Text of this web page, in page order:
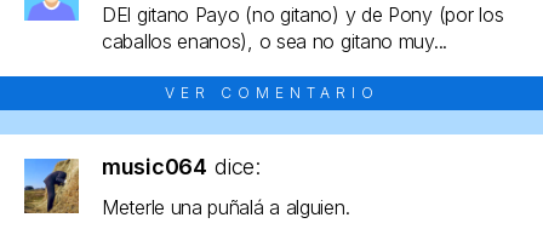
DEl gitano Payo (no gitano) y de Pony (por los
caballos enanos), o sea no gitano muy...
VER COMENTARIO
music064 dice:
Meterle una puñalá a alguien.